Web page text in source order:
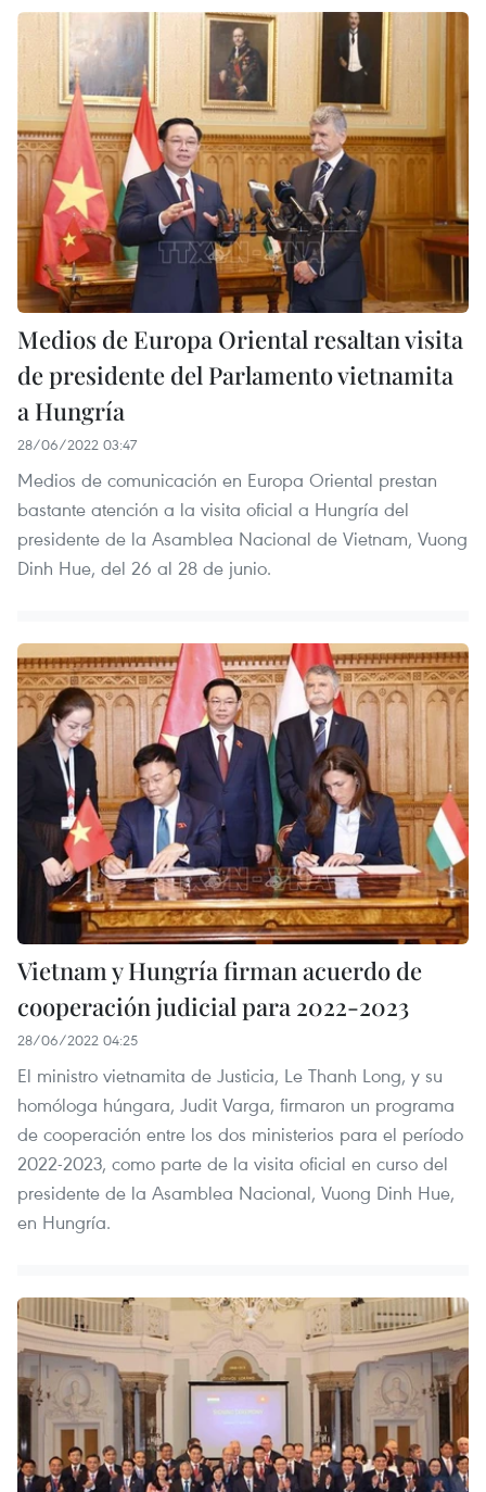
Medios de Europa Oriental resaltan visita
de presidente del Parlamento vietnamita
a Hungría
28/06/2022 03:47
Medios de comunicación en Europa Oriental prestan
bastante atención a la visita oficial a Hungría del
presidente de la Asamblea Nacional de Vietnam, Vuong
Dinh Hue, del 26 al 28 de junio.
Vietnam y Hungría firman acuerdo de
cooperación judicial para 2022-2023
28/06/2022 04:25
El ministro vietnamita de Justicia, Le Thanh Long, y su
homóloga húngara, Judit Varga, firmaron un programa
de cooperación entre los dos ministerios para el período
2022-2023, como parte de la visita oficial en curso del
presidente de la Asamblea Nacional, Vuong Dinh Hue,
en Hungría.